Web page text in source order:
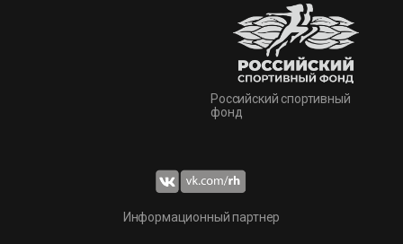
Российский спортивный
фонд
Информационный партнер